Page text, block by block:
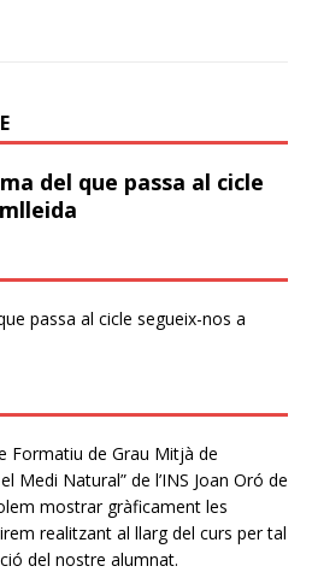
del que passa al cicle
passa al cicle segueix-nos a
Formatiu de Grau Mitjà de
Medi Natural” de l’INS Joan Oró de
mostrar gràficament les
realitzant al llarg del curs per tal
del nostre alumnat.